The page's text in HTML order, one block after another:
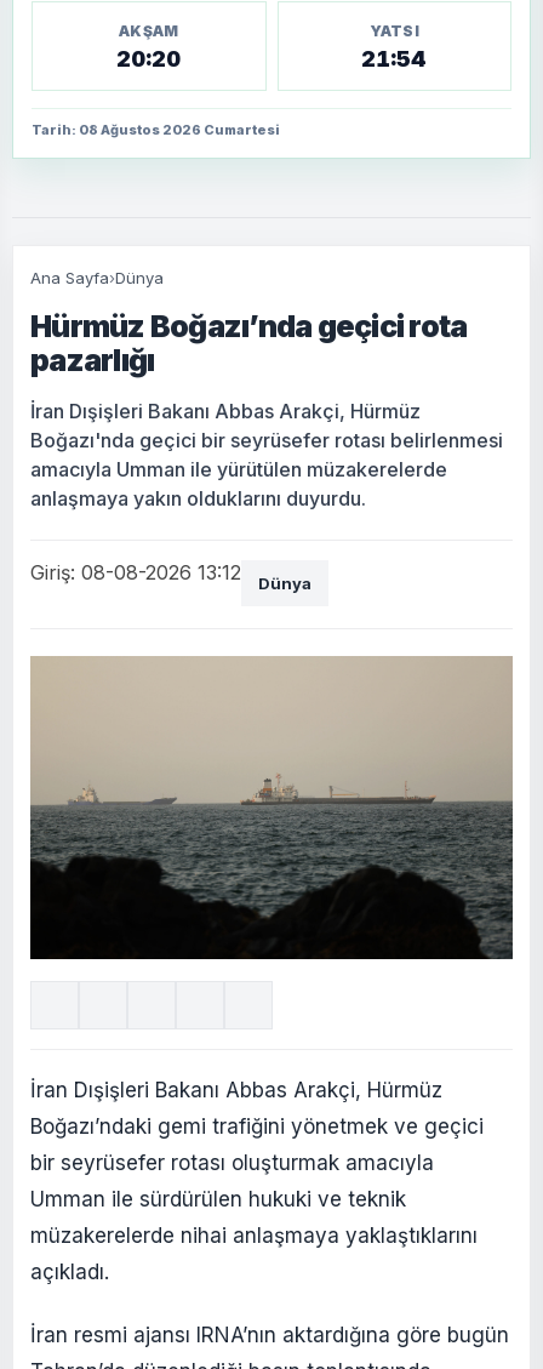
AKŞAM
20:20
YATSI
21:54
Tarih: 08 Ağustos 2026 Cumartesi
Ana Sayfa›Dünya
Hürmüz Boğazı’nda geçici rota
pazarlığı
İran Dışişleri Bakanı Abbas Arakçi, Hürmüz
Boğazı'nda geçici bir seyrüsefer rotası belirlenmesi
amacıyla Umman ile yürütülen müzakerelerde
anlaşmaya yakın olduklarını duyurdu.
Giriş: 08-08-2026 13:12 Dünya
İran Dışişleri Bakanı Abbas Arakçi, Hürmüz
Boğazı’ndaki gemi trafiğini yönetmek ve geçici
bir seyrüsefer rotası oluşturmak amacıyla
Umman ile sürdürülen hukuki ve teknik
müzakerelerde nihai anlaşmaya yaklaştıklarını
açıkladı.
İran resmi ajansı IRNA’nın aktardığına göre bugün